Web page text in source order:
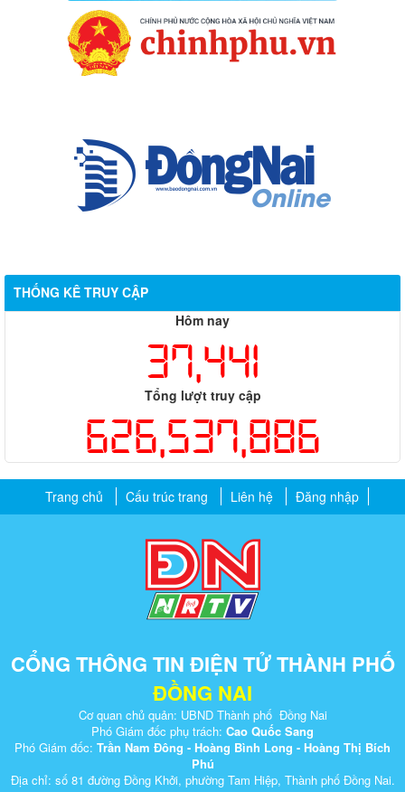
THỐNG KÊ TRUY CẬP
Hôm nay
37,441
Tổng lượt truy cập
626,537,886
Trang chủ Cấu trúc trang Liên hệ Đăng nhập
CỔNG THÔNG TIN ĐIỆN TỬ THÀNH PHỐ
ĐỒNG NAI
Cơ quan chủ quản: UBND Thành phố Đồng Nai
Phó Giám đốc phụ trách: Cao Quốc Sang
Phó Giám đốc: Trần Nam Đông - Hoàng Bình Long - Hoàng Thị Bích
Phú
Địa chỉ: số 81 đường Đồng Khởi, phường Tam Hiệp, Thành phố Đồng Nai.